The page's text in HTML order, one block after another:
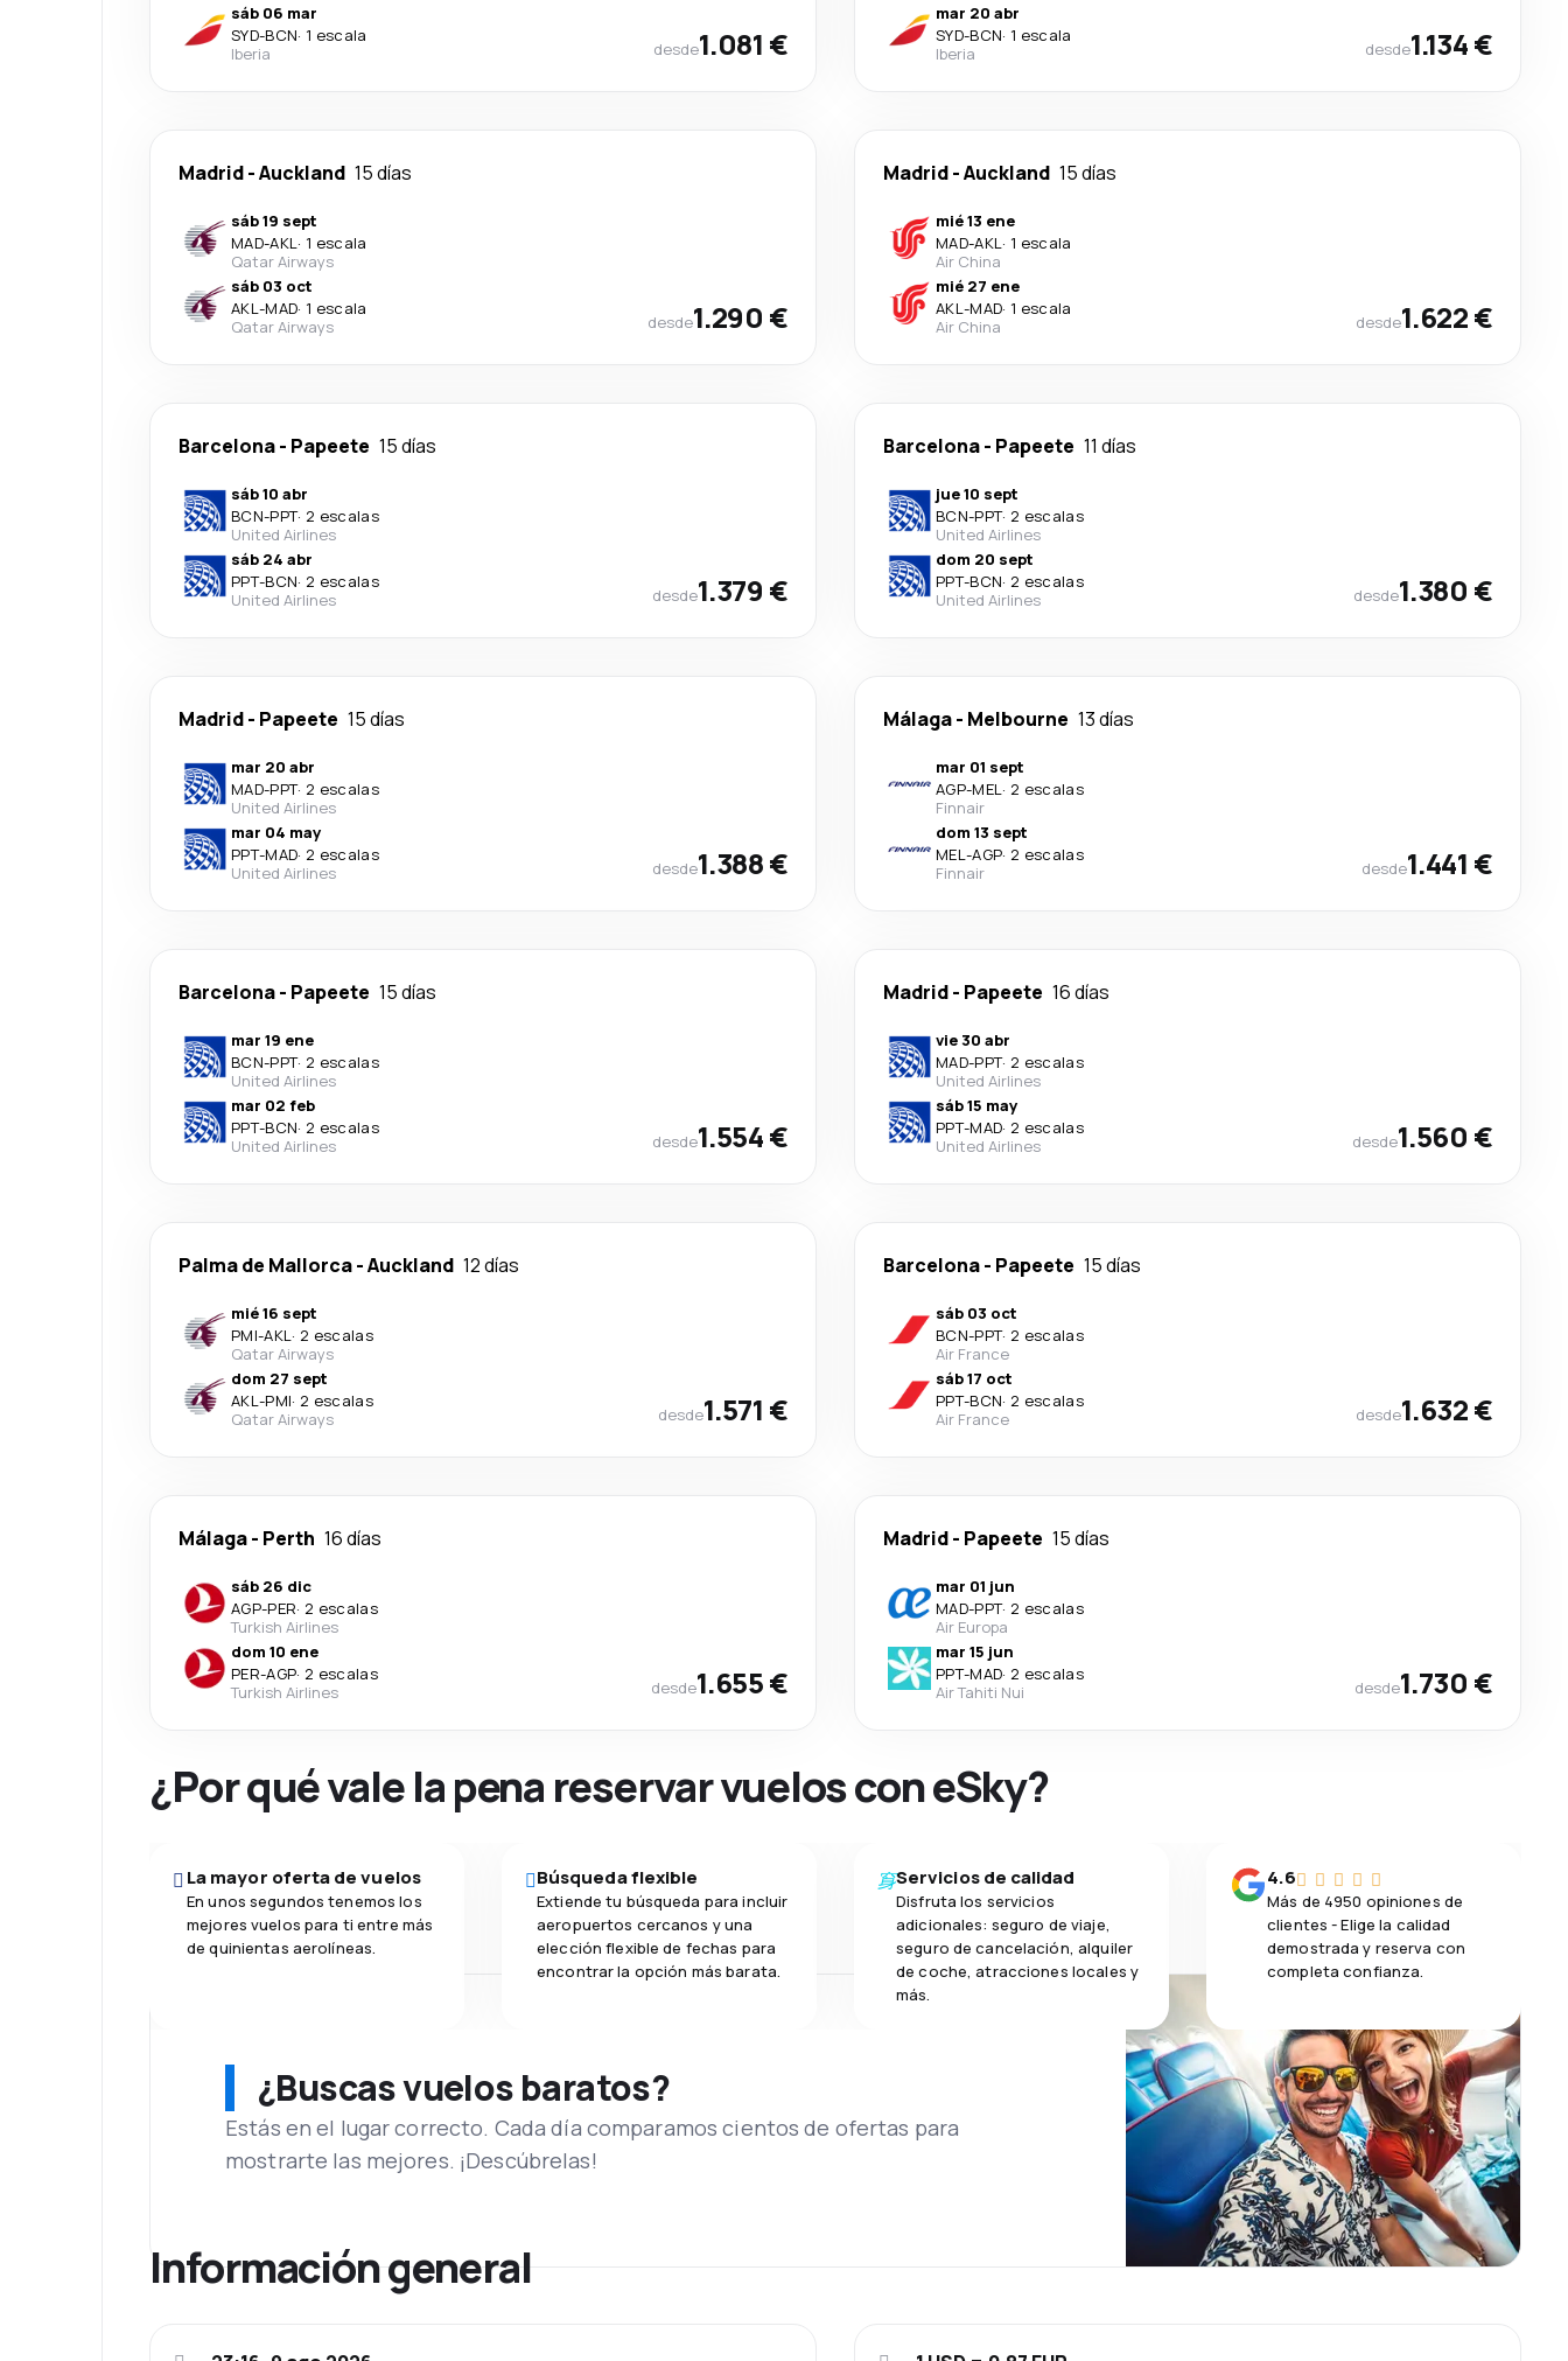
sáb 06 mar
SYD-BCN· 1 escala
Iberia
desde1.081 €
mar 20 abr
SYD-BCN· 1 escala
Iberia
desde1.134 €
Madrid-Auckland 15 días
sáb 19 sept
MAD-AKL· 1 escala
Qatar Airways
sáb 03 oct
AKL-MAD· 1 escala
Qatar Airways
desde1.290 €
Madrid-Auckland 15 días
mié 13 ene
MAD-AKL· 1 escala
Air China
mié 27 ene
AKL-MAD· 1 escala
Air China
desde1.622 €
Barcelona- Papeete 15 días
sáb 10 abr
BCN-PPT· 2 escalas
United Airlines
sáb 24 abr
PPT-BCN· 2 escalas
United Airlines
desde1.379 €
Barcelona- Papeete 11 días
jue 10 sept
BCN-PPT· 2 escalas
United Airlines
dom 20 sept
PPT-BCN· 2 escalas
United Airlines
desde1.380 €
Madrid- Papeete 15 días
mar 20 abr
MAD-PPT· 2 escalas
United Airlines
mar 04 may
PPT-MAD· 2 escalas
United Airlines
desde1.388 €
Málaga- Melbourne 13 días
mar 01 sept
AGP-MEL· 2 escalas
Finnair
dom 13 sept
MEL-AGP· 2 escalas
Finnair
desde1.441 €
Barcelona- Papeete 15 días
mar 19 ene
BCN-PPT· 2 escalas
United Airlines
mar 02 feb
PPT-BCN· 2 escalas
United Airlines
desde1.554 €
Madrid- Papeete 16 días
vie 30 abr
MAD-PPT· 2 escalas
United Airlines
sáb 15 may
PPT-MAD· 2 escalas
United Airlines
desde1.560 €
Palma de Mallorca-Auckland 12 días
mié 16 sept
PMI-AKL· 2 escalas
Qatar Airways
dom 27 sept
AKL-PMI· 2 escalas
Qatar Airways
desde1.571 €
Barcelona- Papeete 15 días
sáb 03 oct
BCN-PPT· 2 escalas
Air France
sáb 17 oct
PPT-BCN· 2 escalas
Air France
desde1.632 €
Málaga- Perth 16 días
sáb 26 dic
AGP-PER· 2 escalas
Turkish Airlines
dom 10 ene
PER-AGP· 2 escalas
Turkish Airlines
desde1.655 €
Madrid- Papeete 15 días
mar 01 jun
MAD-PPT· 2 escalas
Air Europa
mar 15 jun
PPT-MAD· 2 escalas
Air Tahiti Nui
desde1.730 €
¿Por qué vale la pena reservar vuelos con eSky?
La mayor oferta de vuelos
En unos segundos tenemos los
mejores vuelos para ti entre más
de quinientas aerolíneas.
Búsqueda flexible
Extiende tu búsqueda para incluir
aeropuertos cercanos y una
elección flexible de fechas para
encontrar la opción más barata.
Servicios de calidad
Disfruta los servicios
adicionales: seguro de viaje,
seguro de cancelación, alquiler
de coche, atracciones locales y
más.
4.6
Más de 4950 opiniones de
clientes - Elige la calidad
demostrada y reserva con
completa confianza.
¿Buscas vuelos baratos?
Estás en el lugar correcto. Cada día comparamos cientos de ofertas para
mostrarte las mejores. ¡Descúbrelas!
Información general